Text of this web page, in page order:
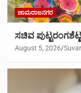
ಚಾಮರಾಜನಗರ
ಸಚಿವ
August 5, 2026